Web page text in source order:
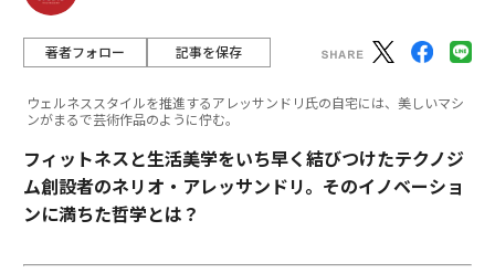
著者フォロー 記事を保存
ウェルネススタイルを推進するアレッサンドリ氏の自宅には、美しいマシ
ンがまるで芸術作品のように佇む。
フィットネスと生活美学をいち早く結びつけたテクノジ
ム創設者のネリオ・アレッサンドリ。そのイノベーショ
ンに満ちた哲学とは？